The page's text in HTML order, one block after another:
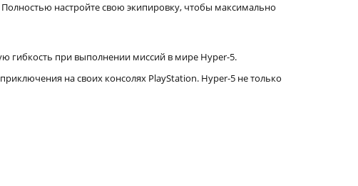
настройте свою экипировку, чтобы максимально
гибкость при выполнении миссий в мире Hyper-5.
на своих консолях PlayStation. Hyper-5 не только